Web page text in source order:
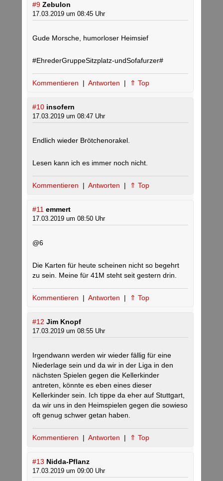
#9 Zebulon
17.03.2019 um 08:45 Uhr
Gude Morsche, humorloser Heimsief
#EhrederGruppeSitzplatz-undSofafurzer#
Kommentieren | Antworten | ⇑ Top
#10 insofern
17.03.2019 um 08:47 Uhr
Endlich wieder Brötchenorakel.
Lesen kann ich es immer noch nicht.
Kommentieren | Antworten | ⇑ Top
#11 emmert
17.03.2019 um 08:50 Uhr
@6
Die Karten für heute scheinen nicht so begehrt
zu sein. Meine für 41M steht seit gestern drin.
Kommentieren | Antworten | ⇑ Top
#12 Jim Knopf
17.03.2019 um 08:55 Uhr
Irgendwann werden wir wieder fällig für eine
Niederlage sein und da wir in der Liga in den
nächsten Spielen gegen die Kellerkinder
antreten, könnte es eben eines dieser
Kellerkinder sein. Ich tippe da eher auf Stuttgart,
da wir uns in den Heimspielen gegen die sowieso
oft genug schwer getan haben.
Kommentieren | Antworten | ⇑ Top
#13 Nidda-Pflanz
17.03.2019 um 09:00 Uhr